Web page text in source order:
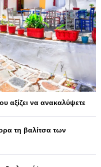
αξίζει να ανακαλύψετε
τη βαλίτσα των